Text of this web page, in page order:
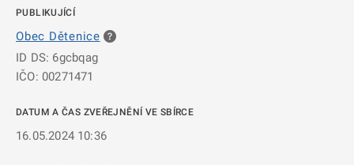
PUBLIKUJÍCÍ
Obec Dětenice
ID DS: 6gcbqag
IČO: 00271471
DATUM A ČAS ZVEŘEJNĚNÍ VE SBÍRCE
16.05.2024 10:36